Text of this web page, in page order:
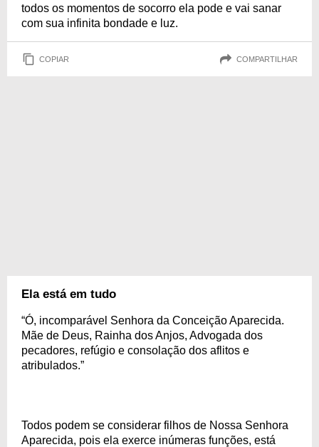
todos os momentos de socorro ela pode e vai sanar
com sua infinita bondade e luz.
COPIAR COMPARTILHAR
Ela está em tudo
“Ó, incomparável Senhora da Conceição Aparecida.
Mãe de Deus, Rainha dos Anjos, Advogada dos
pecadores, refúgio e consolação dos aflitos e
atribulados.”
Todos podem se considerar filhos de Nossa Senhora
Aparecida, pois ela exerce inúmeras funções, está